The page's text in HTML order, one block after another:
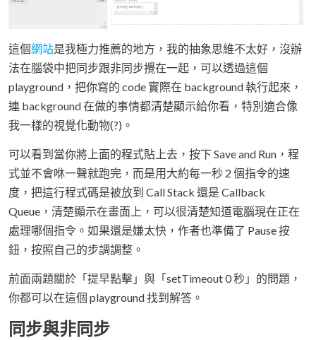
這個網站是我極力推薦的地方，我的抽象思維不太好，沒辦
法在腦袋中把同步跟非同步攪在一起，可以透過這個
playground，把你寫的 code 實際在 background 執行起來，
連 background 在做的事情都清楚顯示給你看，特別適合像
我一樣的視覺化動物(?)。
可以看到當你將上面的程式貼上去，按下 Save and Run，程
式並不會咻一聲就跑完，而是用大約每一秒 2 個指令的速
度，把這行程式碼是被放到 Call Stack 還是 Callback
Queue，清楚顯示在畫面上，可以很清楚知道電腦現在正在
處理哪個指令。如果還是嫌太快，作者也準備了 Pause 按
鈕，按照自己的步調調整。
前面兩題關於「提早點擊」與「setTimeout 0 秒」的問題，
你都可以在這個 playground 找到解答。
同步與非同步